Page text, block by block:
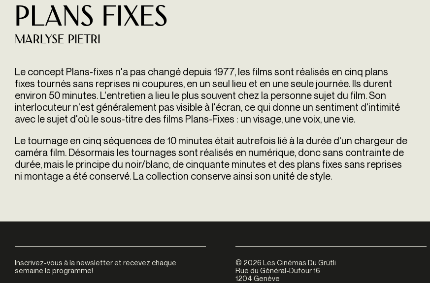
Plans Fixes
Marlyse Pietri
Le concept Plans-fixes n'a pas changé depuis 1977, les films sont réalisés en cinq plans
fixes tournés sans reprises ni coupures, en un seul lieu et en une seule journée. Ils durent
environ 50 minutes. L'entretien a lieu le plus souvent chez la personne sujet du film. Son
interlocuteur n'est généralement pas visible à l'écran, ce qui donne un sentiment d'intimité
avec le sujet d'où le sous-titre des films Plans-Fixes : un visage, une voix, une vie.
Le tournage en cinq séquences de 10 minutes était autrefois lié à la durée d'un chargeur de
caméra film. Désormais les tournages sont réalisés en numérique, donc sans contrainte de
durée, mais le principe du noir/blanc, de cinquante minutes et des plans fixes sans reprises
ni montage a été conservé. La collection conserve ainsi son unité de style.
Inscrivez-vous à la newsletter et recevez chaque
semaine le programme!
© 2026 Les Cinémas Du Grütli
Rue du Général-Dufour 16
1204 Genève